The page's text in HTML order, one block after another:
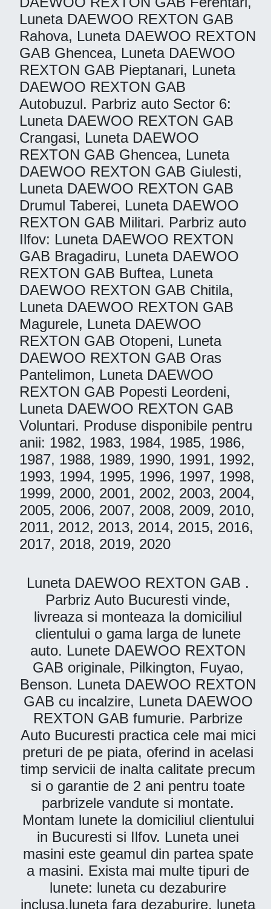
Luneta DAEWOO REXTON GAB
Rahova, Luneta DAEWOO REXTON
GAB Ghencea, Luneta DAEWOO
REXTON GAB Pieptanari, Luneta
DAEWOO REXTON GAB
Autobuzul. Parbriz auto Sector 6:
Luneta DAEWOO REXTON GAB
Crangasi, Luneta DAEWOO
REXTON GAB Ghencea, Luneta
DAEWOO REXTON GAB Giulesti,
Luneta DAEWOO REXTON GAB
Drumul Taberei, Luneta DAEWOO
REXTON GAB Militari. Parbriz auto
Ilfov: Luneta DAEWOO REXTON
GAB Bragadiru, Luneta DAEWOO
REXTON GAB Buftea, Luneta
DAEWOO REXTON GAB Chitila,
Luneta DAEWOO REXTON GAB
Magurele, Luneta DAEWOO
REXTON GAB Otopeni, Luneta
DAEWOO REXTON GAB Oras
Pantelimon, Luneta DAEWOO
REXTON GAB Popesti Leordeni,
Luneta DAEWOO REXTON GAB
Voluntari. Produse disponibile pentru
anii: 1982, 1983, 1984, 1985, 1986,
1987, 1988, 1989, 1990, 1991, 1992,
1993, 1994, 1995, 1996, 1997, 1998,
1999, 2000, 2001, 2002, 2003, 2004,
2005, 2006, 2007, 2008, 2009, 2010,
2011, 2012, 2013, 2014, 2015, 2016,
2017, 2018, 2019, 2020
Luneta DAEWOO REXTON GAB .
Parbriz Auto Bucuresti vinde,
livreaza si monteaza la domiciliul
clientului o gama larga de lunete
auto. Lunete DAEWOO REXTON
GAB originale, Pilkington, Fuyao,
Benson. Luneta DAEWOO REXTON
GAB cu incalzire, Luneta DAEWOO
REXTON GAB fumurie. Parbrize
Auto Bucuresti practica cele mai mici
preturi de pe piata, oferind in acelasi
timp servicii de inalta calitate precum
si o garantie de 2 ani pentru toate
parbrizele vandute si montate.
Montam lunete la domiciliul clientului
in Bucuresti si Ilfov. Luneta unei
masini este geamul din partea spate
a masini. Exista mai multe tipuri de
lunete: luneta cu dezaburire
inclusa,luneta fara dezaburire, luneta